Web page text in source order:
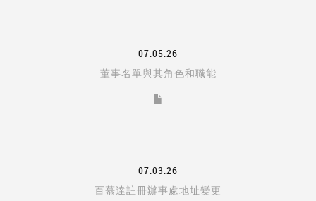
07.05.26
董事名單與其角色和職能
07.03.26
百慕達註冊辦事處地址變更